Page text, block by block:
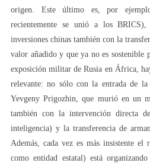
origen. Este último es, por
recientemente se unió a los BRICS),
inversiones chinas también con la
valor añadido y que ya no es
exposición militar de Rusia en África,
relevante: no sólo con la entrada de la
Yevgeny Prigozhin, que murió en un
también con la intervención directa
inteligencia) y la transferencia de
Además, cada vez es más insistente el
como entidad estatal) está